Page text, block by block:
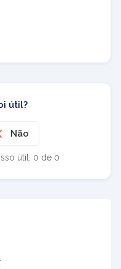
útil?
Não
útil: 0 de 0